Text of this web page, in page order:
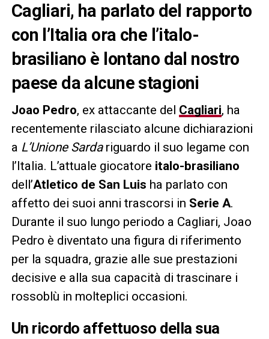
Cagliari, ha parlato del rapporto
con l’Italia ora che l’italo-
brasiliano è lontano dal nostro
paese da alcune stagioni
Joao Pedro, ex attaccante del Cagliari, ha
recentemente rilasciato alcune dichiarazioni
a L’Unione Sardariguardo il suo legame con
l’Italia. L’attuale giocatore italo-brasiliano
dell’Atletico de San Luis ha parlato con
affetto dei suoi anni trascorsi in Serie A.
Durante il suo lungo periodo a Cagliari, Joao
Pedro è diventato una figura di riferimento
per la squadra, grazie alle sue prestazioni
decisive e alla sua capacità di trascinare i
rossoblù in molteplici occasioni.
Un ricordo affettuoso della sua